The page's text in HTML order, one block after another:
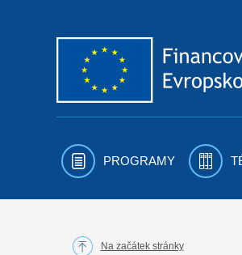
PROGRAMY
Na začátek stránky